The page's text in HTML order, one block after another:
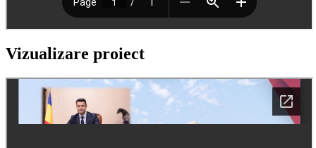
Vizualizare proiect